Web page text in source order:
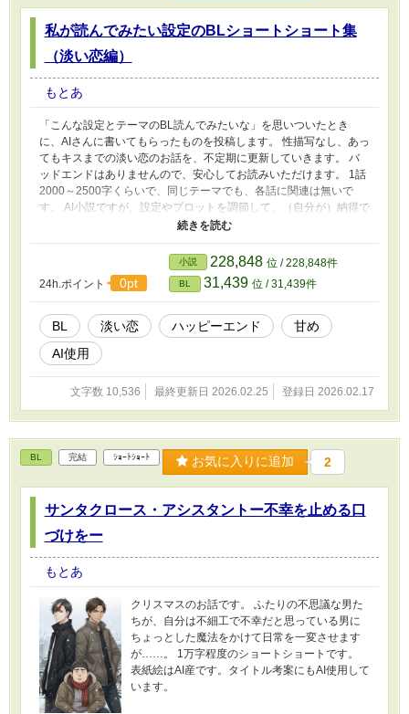
私が読んでみたい設定のBLショートショート集
（淡い恋編）
もとあ
「こんな設定とテーマのBL読んでみたいな」を思いついたとき
に、AIさんに書いてもらったものを投稿します。 性描写なし、あっ
てもキスまでの淡い恋のお話を、不定期に更新していきます。 バ
ッドエンドはありませんので、安心してお読みいただけます。 1話
2000～2500字くらいで、同じテーマでも、各話に関連は無いで
す。 AI小説ですが、設定やプロットを調節して、（自分が）納得で
きるレベルにきゅんとするお話にしていく予定です。 お読みいた
24h.ポイント 0pt
小説 228,848 位 / 228,848件
BL 31,439 位 / 31,439件
BL 淡い恋 ハッピーエンド
甘め
AI使用
文字数 10,536 最終更新日 2026.02.25 登録日 2026.02.17
BL 完結 ｼｮｰﾄｼｮｰﾄ お気に入りに追加 2
サンタクロース・アシスタントー不幸を止める口
づけをー
もとあ
クリスマスのお話です。 ふたりの不思議な男た
ちが、自分は不細工で不幸だと思っている男に
ちょっとした魔法をかけて日常を一変させます
が……。 1万字程度のショートショートです。
表紙絵はAI産です。タイトル考案にもAI使用して
います。